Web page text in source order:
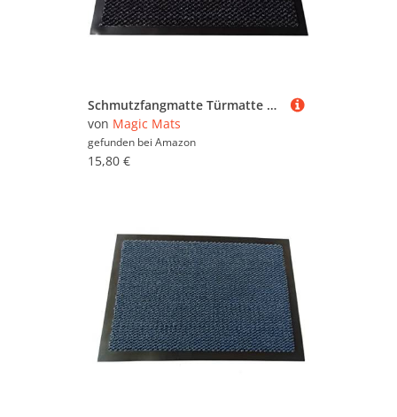
Schmutzfangmatte Türmatte Bern Größe (60 x 90 cm, Dark)
von Magic Mats
gefunden bei Amazon
15,80 €